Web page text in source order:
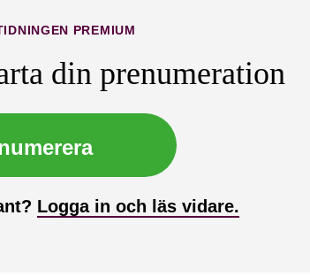
PREMIUM
din prenumeration
Logga in och läs vidare.